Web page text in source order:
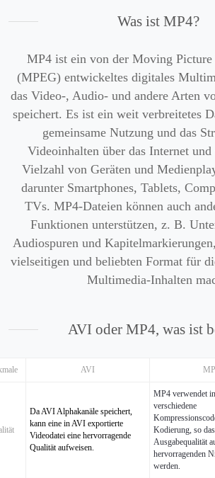
Was ist MP4?
MP4 ist ein von der Moving Picture
(MPEG) entwickeltes digitales
das Video-, Audio- und andere Arten
speichert. Es ist ein weit verbreitetes
gemeinsame Nutzung und das
Videoinhalten über das Internet
Vielzahl von Geräten und
darunter Smartphones, Tablets,
TVs. MP4-Dateien können auch
Funktionen unterstützen, z. B.
Audiospuren und
vielseitigen und beliebten Format für
Multimedia-Inhalten
AVI oder MP4, was ist
AVI
Da AVI Alphakanäle speichert,
kann eine in AVI exportierte
Videodatei eine hervorragende
Qualität aufweisen.
MP4 verwendet
verschiedene
Kodierung, so
Ausgabequalität
hervorragenden
werden.